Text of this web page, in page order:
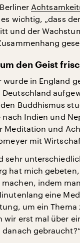
wichtig, „dass
und der
den Geist
wurde in England
Deutschland
Buddhismus
nach Indien und
Meditation und
mit
sehr
hat mich
indem
eine
um ein Thema
wir erst mal über
danach gebraucht?“